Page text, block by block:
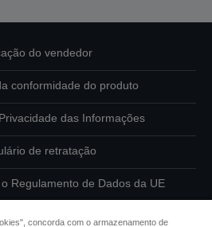
do vendedor
conformidade do produto
das Informações
de retratação
Regulamento de Dados da UE
concorda com o armazenamento de